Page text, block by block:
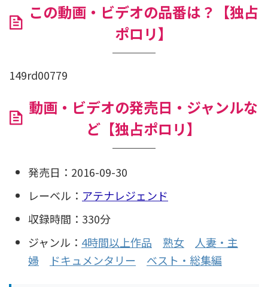
この動画・ビデオの品番は？【独占
ポロリ】
149rd00779
動画・ビデオの発売日・ジャンルな
ど【独占ポロリ】
発売日：2016-09-30
レーベル： アテナレジェンド
収録時間：330分
ジャンル： 4時間以上作品 熟女
人妻・主
婦
ドキュメンタリー ベスト・総集編